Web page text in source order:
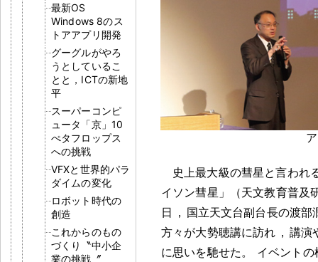
最新OS
Windows 8のス
トアアプリ開発
グーグルがやろ
うとしているこ
とと，ICTの新地
平
スーパーコンピ
ュータ「京」10
ぺタフロップス
への挑戦
VFXと世界的パラ
ダイムの変化
ロボット時代の
創造
これからのもの
づくり〝中小企
業の挑戦〞
史上最大級の彗星と言われ
イソン彗星」（天文教育普及
日 ， 国立天文台副台長の渡部
方々が大勢聴講に訪れ ， 講演
に思いを馳せた 。
イベントの